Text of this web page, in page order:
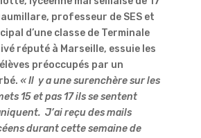
professeur de SES et
d’une classe de Terminale
réputé à Marseille, essuie les
préoccupés par un
« Il y a une surenchère sur les
15 et pas 17 ils se sentent
J’ai reçu des mails
durant cette semaine de